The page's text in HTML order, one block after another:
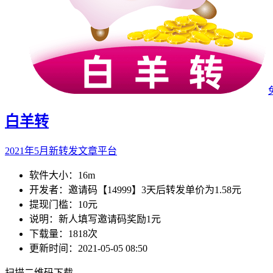
白羊转
2021年5月新转发文章平台
软件大小： 16m
开发者： 邀请码【14999】3天后转发单价为1.58元
提现门槛： 10元
说明： 新人填写邀请码奖励1元
下载量： 1818次
更新时间： 2021-05-05 08:50